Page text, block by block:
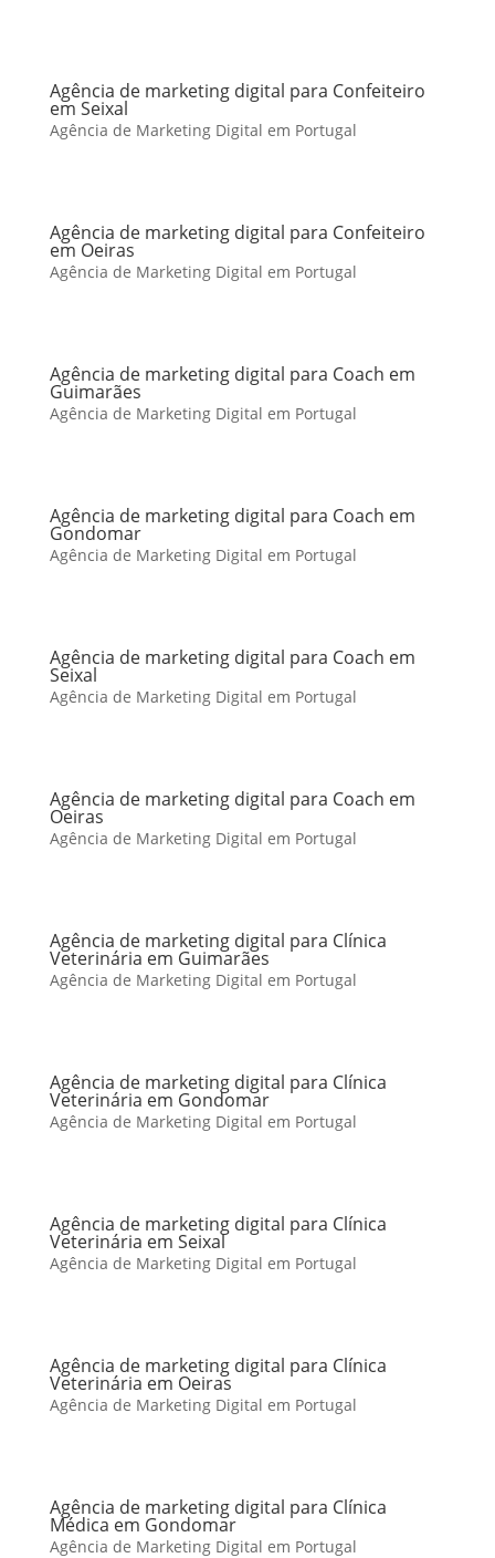
Agência de marketing digital para Confeiteiro
em Seixal
Agência de Marketing Digital em Portugal
Agência de marketing digital para Confeiteiro
em Oeiras
Agência de Marketing Digital em Portugal
Agência de marketing digital para Coach em
Guimarães
Agência de Marketing Digital em Portugal
Agência de marketing digital para Coach em
Gondomar
Agência de Marketing Digital em Portugal
Agência de marketing digital para Coach em
Seixal
Agência de Marketing Digital em Portugal
Agência de marketing digital para Coach em
Oeiras
Agência de Marketing Digital em Portugal
Agência de marketing digital para Clínica
Veterinária em Guimarães
Agência de Marketing Digital em Portugal
Agência de marketing digital para Clínica
Veterinária em Gondomar
Agência de Marketing Digital em Portugal
Agência de marketing digital para Clínica
Veterinária em Seixal
Agência de Marketing Digital em Portugal
Agência de marketing digital para Clínica
Veterinária em Oeiras
Agência de Marketing Digital em Portugal
Agência de marketing digital para Clínica
Médica em Gondomar
Agência de Marketing Digital em Portugal